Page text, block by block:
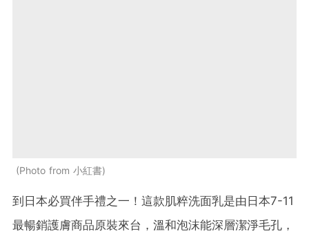
Photo from 小紅書
到日本必買伴手禮之一！這款肌粹洗面乳是由日本7-11
最暢銷護膚商品原裝來台，溫和泡沫能深層潔淨毛孔，